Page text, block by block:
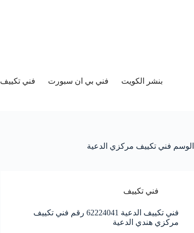
بنشر الكويت فني بي ان سبورت فني تكييف
الوسم فني تكييف مركزي الدعية
فني تكييف
فني تكييف الدعية 62224041 رقم فني تكييف
مركزي هندي الدعية